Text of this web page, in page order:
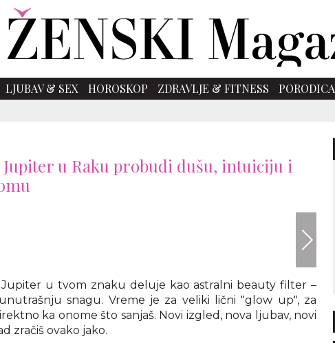
LJUBAV & SEX HOROSKOP ZDRAVLJE & FITNESS PORODICA
Jupiter u Raku probudi dušu, intuiciju i
Jupiter u tvom znaku deluje kao astralni beauty filter –
snagu. Vreme je za veliki lični "glow up", za
ka onome što sanjaš. Novi izgled, nova ljubav, novi
zračiš ovako jako.